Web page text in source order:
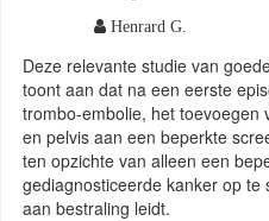
Henrard G.
Deze relevante studie van
toont aan dat na een eerste
trombo-embolie, het toevoegen
en pelvis aan een beperkte
ten opzichte van alleen een
gediagnosticeerde kanker op
aan bestraling leidt.